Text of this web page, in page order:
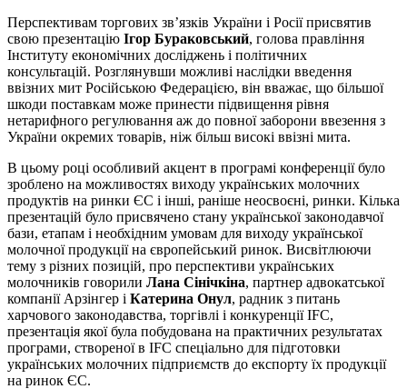
Перспективам торгових зв’язків України і Росії присвятив
свою презентацію Ігор Бураковський, голова правління
Інституту економічних досліджень і політичних
консультацій. Розглянувши можливі наслідки введення
ввізних мит Російською Федерацією, він вважає, що більшої
шкоди поставкам може принести підвищення рівня
нетарифного регулювання аж до повної заборони ввезення з
України окремих товарів, ніж більш високі ввізні мита.
В цьому році особливий акцент в програмі конференції було
зроблено на можливостях виходу українських молочних
продуктів на ринки ЄС і інші, раніше неосвоєні, ринки. Кілька
презентацій було присвячено стану української законодавчої
бази, етапам і необхідним умовам для виходу української
молочної продукції на європейський ринок. Висвітлюючи
тему з різних позицій, про перспективи українських
молочників говорили Лана Сінічкіна, партнер адвокатської
компанії Арзінгер і Катерина Онул, радник з питань
харчового законодавства, торгівлі і конкуренції IFC,
презентація якої була побудована на практичних результатах
програми, створеної в IFC спеціально для підготовки
українських молочних підприємств до експорту їх продукції
на ринок ЄС.